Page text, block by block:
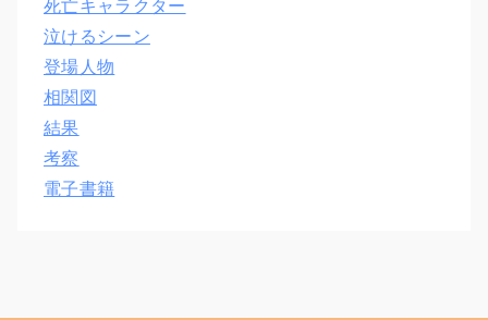
死亡キャラクター
泣けるシーン
登場人物
相関図
結果
考察
電子書籍